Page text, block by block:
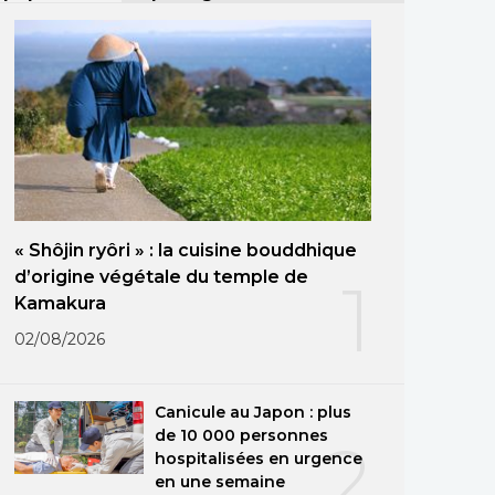
« Shôjin ryôri » : la cuisine bouddhique
d’origine végétale du temple de
Kamakura
02/08/2026
Canicule au Japon : plus
de 10 000 personnes
hospitalisées en urgence
en une semaine